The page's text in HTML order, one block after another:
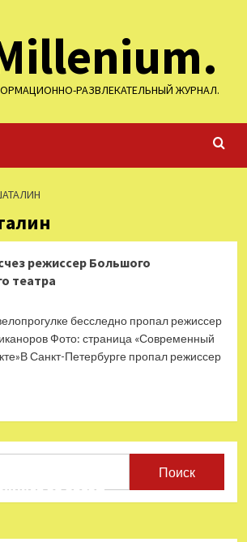
РАЗВЛЕКАТЕЛЬНЫЙ ЖУРНАЛ.
режиссер Большого
театра
бесследно пропал режиссер
Фото: страница «Современный
Санкт-Петербурге пропал режиссер
за звезд